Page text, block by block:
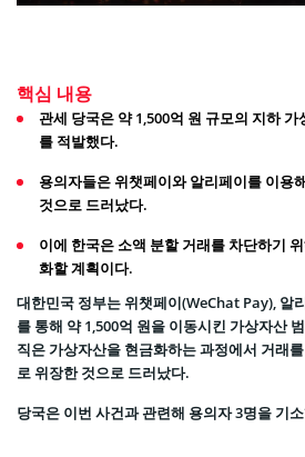
핵심 내용
관세 당국은 약 1,500억 원 규모의 지하
를 적발했다.
용의자들은 위챗페이와 알리페이를 이용
것으로 드러났다.
이에 한국은 소액 분할 거래를 차단하기
화할 계획이다.
대한민국 정부는 위챗페이(WeChat Pay), 알
를 통해 약 1,500억 원을 이동시킨 가상자산
직은 가상자산을 현금화하는 과정에서 거래
로 위장한 것으로 드러났다.
당국은 이번 사건과 관련해 용의자 3명을 기